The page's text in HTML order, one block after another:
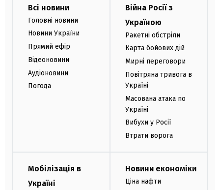
Всі новини
Головні новини
Новини України
Прямий ефір
Відеоновини
Аудіоновини
Погода
Війна Росії з
Україною
Ракетні обстріли
Карта бойових дій
Мирні переговори
Повітряна тривога в
Україні
Масована атака по
Україні
Вибухи у Росії
Втрати ворога
Мобілізація в
Україні
Новини економіки
Ціна нафти